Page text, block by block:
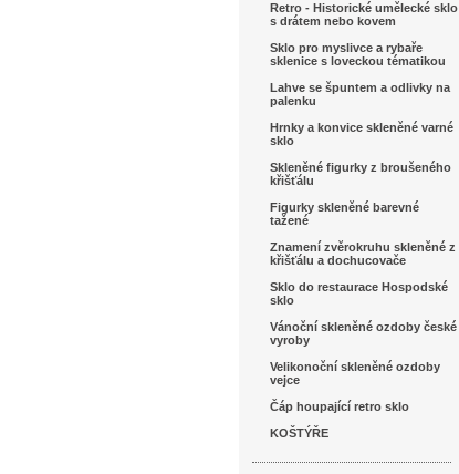
Retro - Historické umělecké sklo
s drátem nebo kovem
Sklo pro myslivce a rybaře
sklenice s loveckou tématikou
Lahve se špuntem a odlivky na
palenku
Hrnky a konvice skleněné varné
sklo
Skleněné figurky z broušeného
křišťálu
Figurky skleněné barevné
tažené
Znamení zvěrokruhu skleněné z
křišťálu a dochucovače
Sklo do restaurace Hospodské
sklo
Vánoční skleněné ozdoby české
vyroby
Velikonoční skleněné ozdoby
vejce
Čáp houpající retro sklo
KOŠTÝŘE